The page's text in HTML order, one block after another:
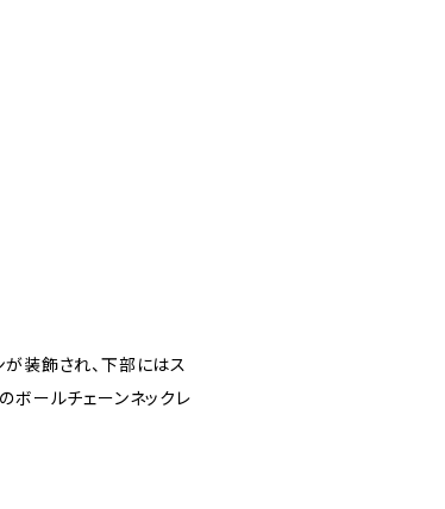
装飾され、下部にはス
ボールチェーンネックレ